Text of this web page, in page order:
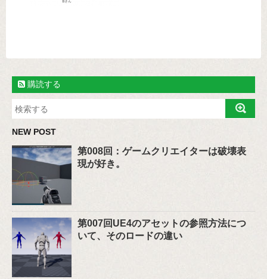
購読する
NEW POST
第008回：ゲームクリエイターは破壊表
現が好き。
第007回UE4のアセットの参照方法につ
いて、そのロードの違い